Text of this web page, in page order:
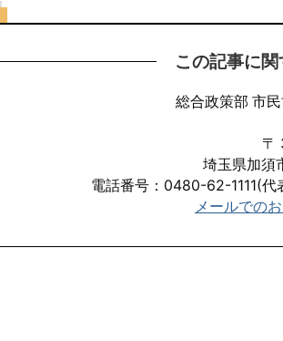
この記事に
総合政策部 市
〒
埼玉県加須
電話番号：0480-62-1111(
メールでの